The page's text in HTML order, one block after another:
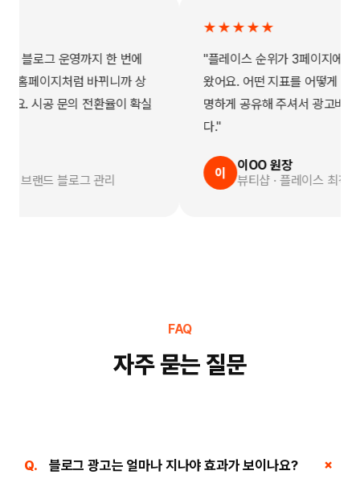
로그 운영까지 한 번에
페이지처럼 바뀌니까 상
시공 문의 전환율이 확실
랜드 블로그 관리
★★★★★
"플레이스 순위가 3페이지에서 첫
왔어요. 어떤 지표를 어떻게 관리하
명하게 공유해 주셔서 광고비가 아
이OO 원장
뷰티샵 · 플레이스 최적화
FAQ
자주 묻는 질문
Q. 블로그 광고는 얼마나 지나야 효과가 보이나요? ＋